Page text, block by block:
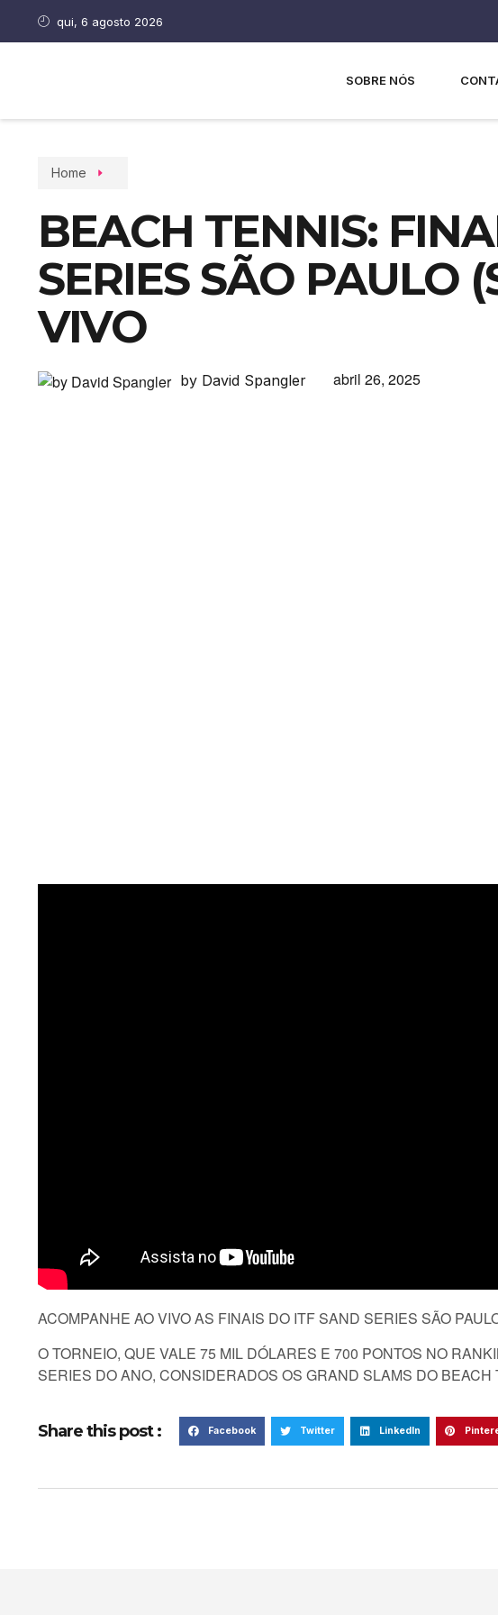
qui, 6 agosto 2026
SOBRE NÓS
Home
BEACH TENNIS:
SERIES SÃO PAULO
VIVO
by David Spangler abril 26, 2025
ACOMPANHE AO VIVO AS FINAIS DO ITF SAND SERIES SÃO
O TORNEIO, QUE VALE 75 MIL DÓLARES E 700 PONTOS NO
SERIES DO ANO, CONSIDERADOS OS GRAND SLAMS DO BEACH
Share this post : Facebook Twitter LinkedIn